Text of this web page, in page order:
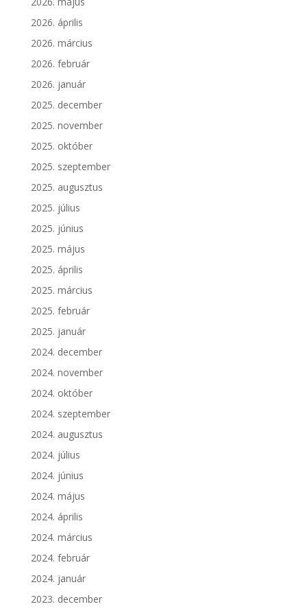
2026. április
2026. március
2026. február
2026. január
2025. december
2025. november
2025. október
2025. szeptember
2025. augusztus
2025. július
2025. június
2025. május
2025. április
2025. március
2025. február
2025. január
2024. december
2024. november
2024. október
2024. szeptember
2024. augusztus
2024. július
2024. június
2024. május
2024. április
2024. március
2024. február
2024. január
2023. december